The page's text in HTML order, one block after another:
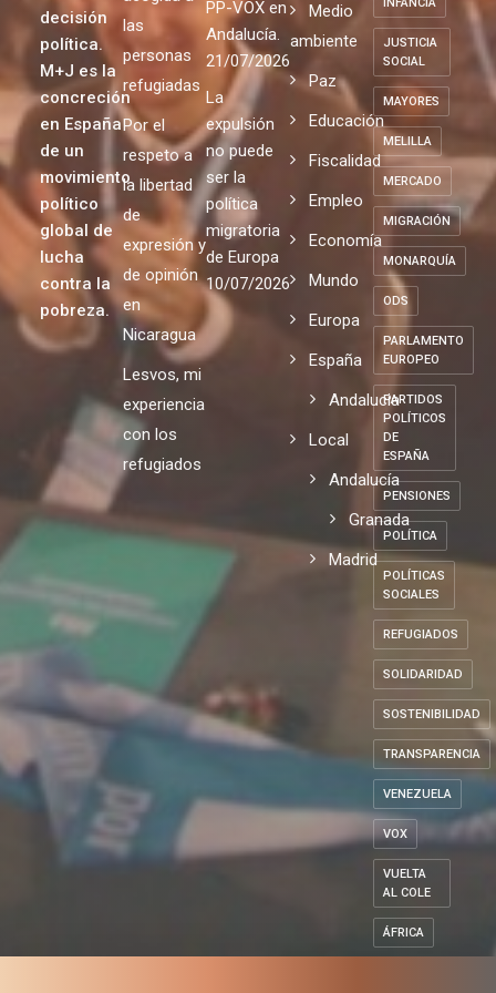
decisión
política.
M+J es la
concreción
en España
de un
movimiento
político
global de
lucha
contra la
pobreza.
las
personas
refugiadas
Por el
respeto a
la libertad
de
expresión y
de opinión
en
Nicaragua
Lesvos, mi
experiencia
con los
refugiados
PP-VOX en
Andalucía.
21/07/2026
La
expulsión
no puede
ser la
política
migratoria
de Europa
10/07/2026
Medio
ambiente
Paz
Educación
Fiscalidad
Empleo
Economía
Mundo
Europa
España
Andalucia
Local
Andalucía
Granada
Madrid
JUSTICIA
SOCIAL
MAYORES
MELILLA
MERCADO
MIGRACIÓN
MONARQUÍA
ODS
PARLAMENTO
EUROPEO
PARTIDOS
POLÍTICOS
DE
ESPAÑA
PENSIONES
POLÍTICA
POLÍTICAS
SOCIALES
REFUGIADOS
SOLIDARIDAD
SOSTENIBILIDAD
TRANSPARENCIA
VENEZUELA
VOX
VUELTA
AL COLE
ÁFRICA